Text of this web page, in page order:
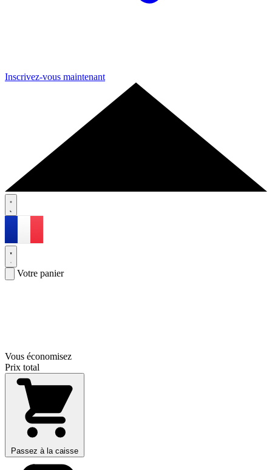
Inscrivez-vous maintenant
Votre panier
Vous économisez
Prix total
Passez à la caisse